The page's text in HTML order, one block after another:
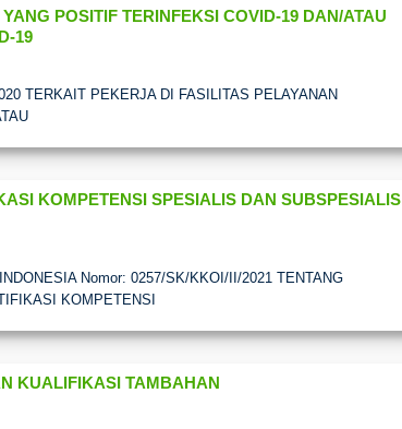
POSITIF TERINFEKSI COVID-19 DAN/ATAU
19
TERKAIT PEKERJA DI FASILITAS PELAYANAN
KOMPETENSI SPESIALIS DAN SUBSPESIALIS
Nomor: 0257/SK/KKOI/II/2021 TENTANG
KOMPETENSI
KUALIFIKASI TAMBAHAN